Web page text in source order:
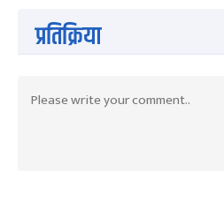
प्रतिक्रिया